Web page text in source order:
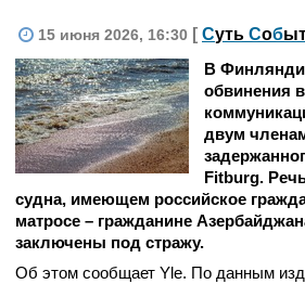
15 июня 2026, 16:30 [ Суть Соб
В
обвинения
двум
Fitburg.
судна, имеющем российское
матросе – гражданине
заключены под стражу.
Об этом сообщает Yle. По данным